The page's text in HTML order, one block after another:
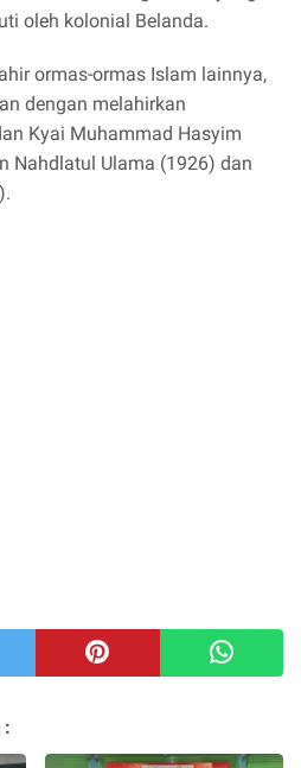
oleh kolonial Belanda.
ormas-ormas Islam lainnya,
dengan melahirkan
Kyai Muhammad Hasyim
Nahdlatul Ulama (1926) dan
: